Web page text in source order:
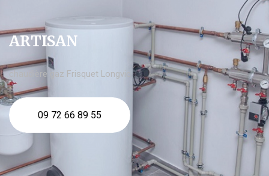
ARTISAN
chaudière gaz Frisquet Longvic
09 72 66 89 55